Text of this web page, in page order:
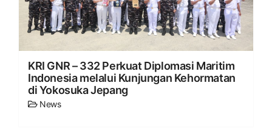
KRI GNR – 332 Perkuat Diplomasi Maritim
Indonesia melalui Kunjungan Kehormatan
di Yokosuka Jepang
News